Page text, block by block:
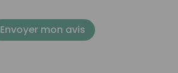
Envoyer mon avis